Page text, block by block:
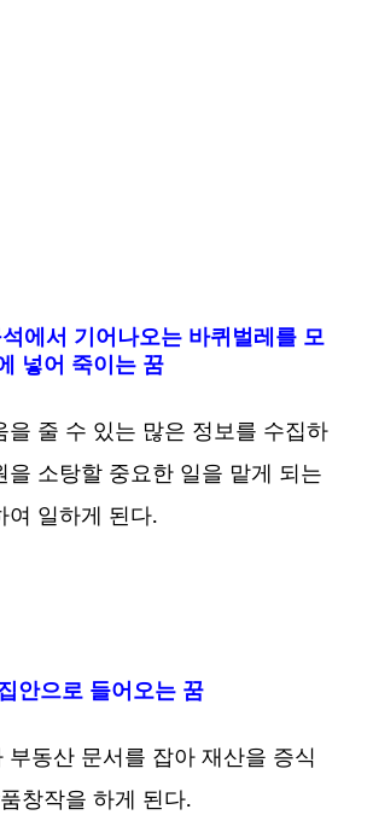
에서 기어나오는 바퀴벌레를 모
넣어 죽이는 꿈
을 줄 수 있는 많은 정보를 수집하
을 소탕할 중요한 일을 맡게 되는
여 일하게 된다.
안으로 들어오는 꿈
부동산 문서를 잡아 재산을 증식
창작을 하게 된다.